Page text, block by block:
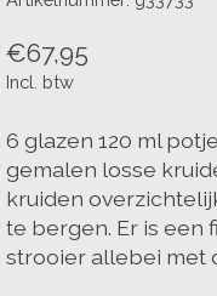
€67,95
Incl. btw
6 glazen 120 ml
gemalen losse
kruiden
te bergen. Er is een
strooier allebei met